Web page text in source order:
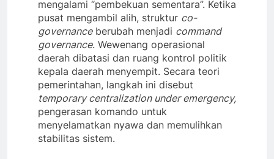
mengalami “pembekuan sementara”. Ketika
pusat mengambil alih, struktur co-
governanceberubah menjadi command
governance. Wewenang operasional
daerah dibatasi dan ruang kontrol politik
kepala daerah menyempit. Secara teori
pemerintahan, langkah ini disebut
temporary centralization under emergency,
pengerasan komando untuk
menyelamatkan nyawa dan memulihkan
stabilitas sistem.